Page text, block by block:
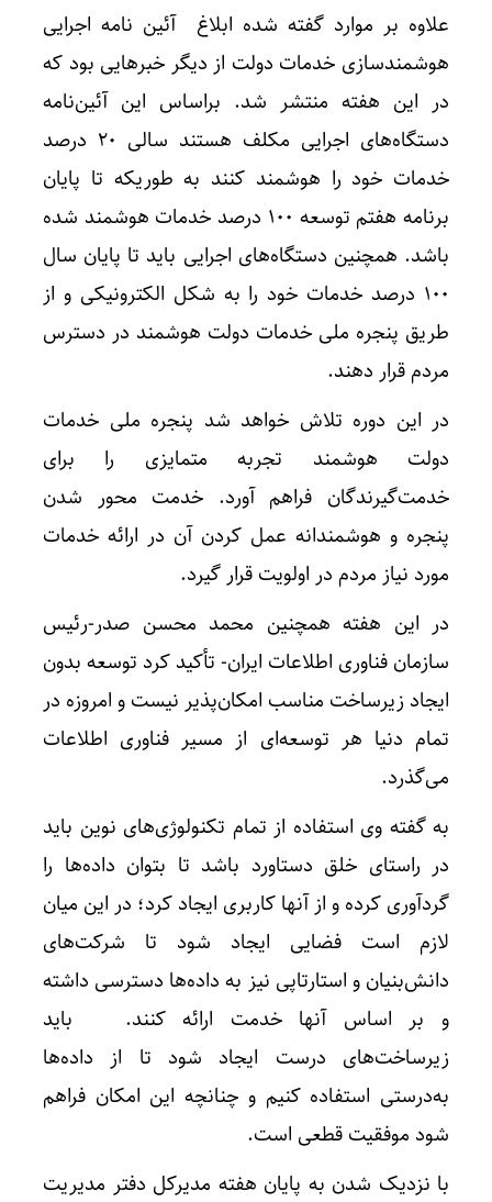
علاوه بر موارد گفته شده ابلاغ آئین نامه اجرایی
هوشمندسازی خدمات دولت از دیگر خبرهایی بود که
در این هفته منتشر شد. براساس این آئین‌نامه
دستگاه‌های اجرایی مکلف هستند سالی ۲۰ درصد
خدمات خود را هوشمند کنند به طوریکه تا پایان
برنامه هفتم توسعه ۱۰۰ درصد خدمات هوشمند شده
باشد. همچنین دستگاه‌های اجرایی باید تا پایان سال
۱۰۰ درصد خدمات خود را به شکل الکترونیکی و از
طریق پنجره ملی خدمات دولت هوشمند در دسترس
مردم قرار دهند.
در این دوره تلاش خواهد شد پنجره ملی خدمات
دولت هوشمند تجربه متمایزی را برای
خدمت‌گیرندگان فراهم آورد. خدمت محور شدن
پنجره و هوشمندانه عمل کردن آن در ارائه خدمات
مورد نیاز مردم در اولویت قرار گیرد.
در این هفته همچنین محمد محسن صدر-رئیس
سازمان فناوری اطلاعات ایران- تأکید کرد توسعه بدون
ایجاد زیرساخت مناسب امکان‌پذیر نیست و امروزه در
تمام دنیا هر توسعه‌ای از مسیر فناوری اطلاعات
می‌گذرد.
به گفته وی استفاده از تمام تکنولوژی‌های نوین باید
در راستای خلق دستاورد باشد تا بتوان داده‌ها را
گردآوری کرده و از آنها کاربری ایجاد کرد؛ در این میان
لازم است فضایی ایجاد شود تا شرکت‌های
دانش‌بنیان و استارتاپی نیز به داده‌ها دسترسی داشته
و بر اساس آنها خدمت ارائه کنند. باید
زیرساخت‌های درست ایجاد شود تا از داده‌ها
به‌درستی استفاده کنیم و چنانچه این امکان فراهم
شود موفقیت قطعی است.
با نزدیک شدن به پایان هفته مدیرکل دفتر مدیریت